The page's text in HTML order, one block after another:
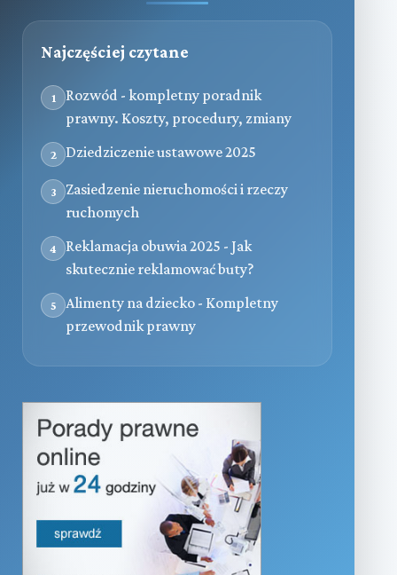
Najczęściej czytane
1
Rozwód - kompletny poradnik
prawny. Koszty, procedury, zmiany
2 Dziedziczenie ustawowe 2025
3
Zasiedzenie nieruchomości i rzeczy
ruchomych
4
Reklamacja obuwia 2025 - Jak
skutecznie reklamować buty?
5
Alimenty na dziecko - Kompletny
przewodnik prawny